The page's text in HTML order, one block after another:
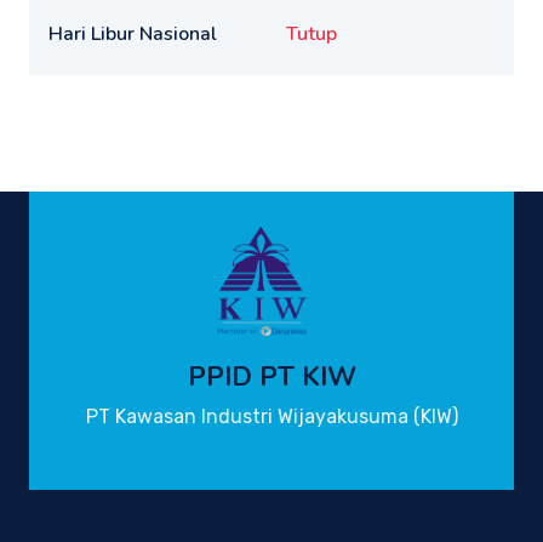
Hari Libur Nasional
Tutup
PPID PT KIW
PT Kawasan Industri Wijayakusuma (KIW)